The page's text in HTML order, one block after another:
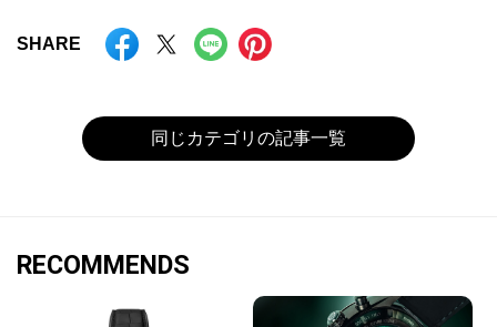
SHARE
同じカテゴリの記事一覧
RECOMMENDS